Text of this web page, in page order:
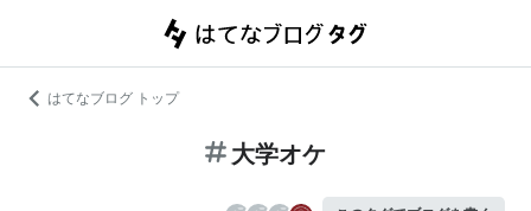
はてなブログ トップ
大学オケ